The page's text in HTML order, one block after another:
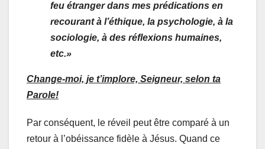
feu étranger dans mes prédications en
recourant à l’éthique, la psychologie, à la
sociologie, à des réflexions humaines,
etc.»
Change-moi, je t’implore, Seigneur, selon ta
Parole!
Par conséquent, le réveil peut être comparé à un
retour à l’obéissance fidèle à Jésus. Quand ce